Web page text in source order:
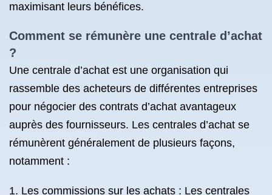
maximisant leurs bénéfices.
Comment se rémunère une centrale d’achat
?
Une centrale d’achat est une organisation qui
rassemble des acheteurs de différentes entreprises
pour négocier des contrats d’achat avantageux
auprès des fournisseurs. Les centrales d’achat se
rémunèrent généralement de plusieurs façons,
notamment :
Les commissions sur les achats : Les centrales